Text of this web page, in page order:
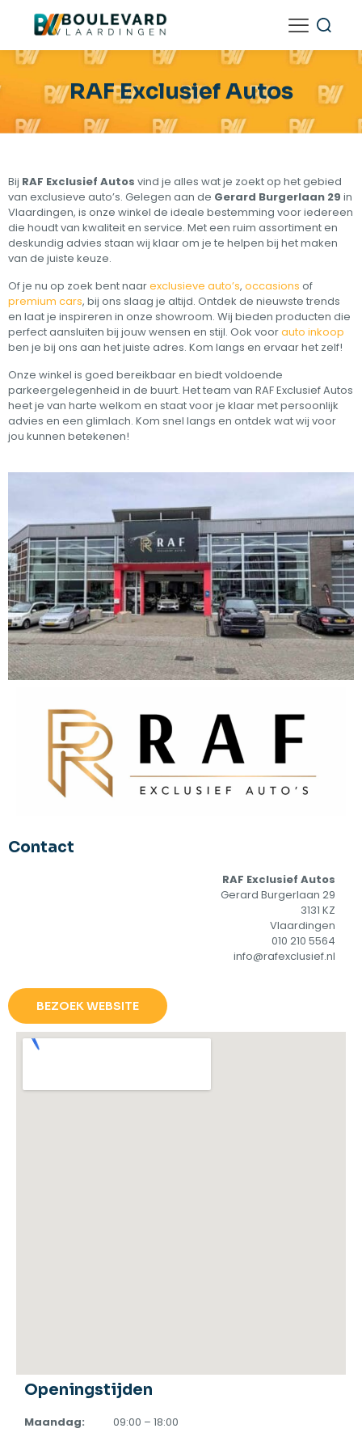
RAF Exclusief Autos
Bij RAF Exclusief Autos vind je alles wat je zoekt op het gebied
van exclusieve auto’s. Gelegen aan de Gerard Burgerlaan 29 in
Vlaardingen, is onze winkel de ideale bestemming voor iedereen
die houdt van kwaliteit en service. Met een ruim assortiment en
deskundig advies staan wij klaar om je te helpen bij het maken
van de juiste keuze.
Of je nu op zoek bent naarexclusieve auto’s, occasions of
premium cars, bij ons slaag je altijd. Ontdek de nieuwste trends
en laat je inspireren in onze showroom. Wij bieden producten die
perfect aansluiten bij jouw wensen en stijl. Ook voorauto inkoop
ben je bij ons aan het juiste adres. Kom langs en ervaar het zelf!
Onze winkel is goed bereikbaar en biedt voldoende
parkeergelegenheid in de buurt. Het team van RAF Exclusief Autos
heet je van harte welkom en staat voor je klaar met persoonlijk
advies en een glimlach. Kom snel langs en ontdek wat wij voor
jou kunnen betekenen!
Contact
RAF Exclusief Autos
Gerard Burgerlaan 29
3131 KZ
Vlaardingen
010 210 5564
info@rafexclusief.nl
BEZOEK WEBSITE
Openingstijden
Maandag:
09:00 – 18:00